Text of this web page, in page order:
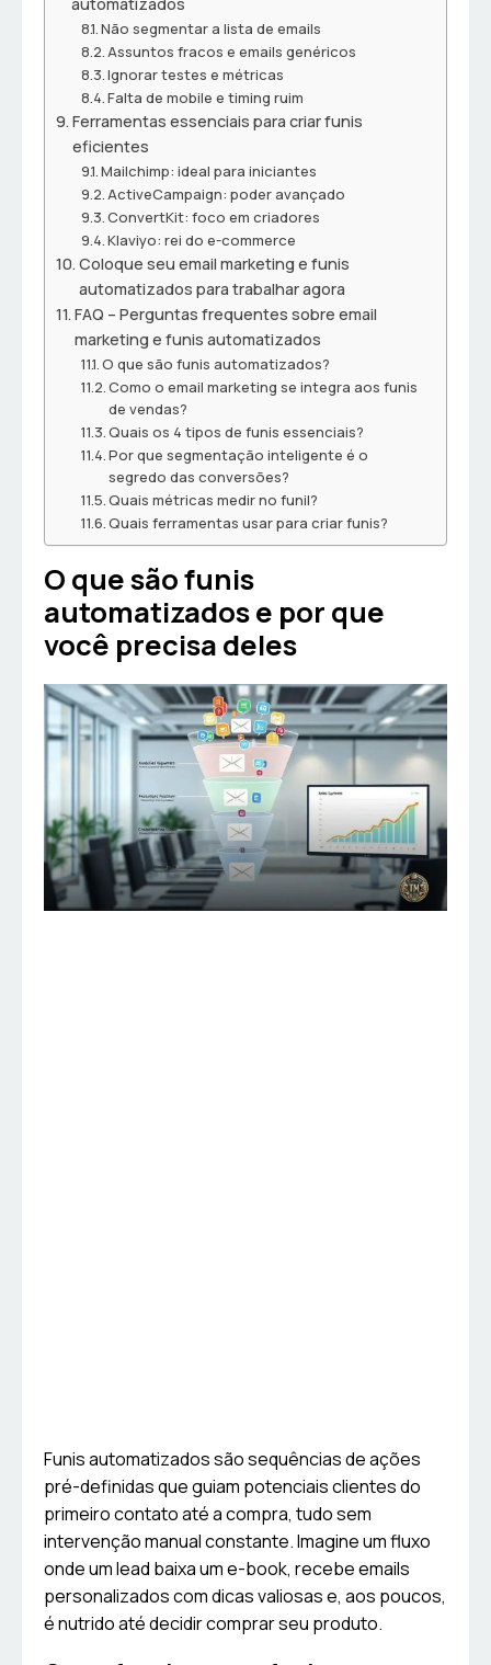
Não segmentar a lista de emails
Assuntos fracos e emails genéricos
Ignorar testes e métricas
Falta de mobile e timing ruim
Ferramentas essenciais para criar funis
eficientes
Mailchimp: ideal para iniciantes
ActiveCampaign: poder avançado
ConvertKit: foco em criadores
Klaviyo: rei do e-commerce
Coloque seu email marketing e funis
automatizados para trabalhar agora
FAQ – Perguntas frequentes sobre email
marketing e funis automatizados
O que são funis automatizados?
Como o email marketing se integra aos funis
de vendas?
Quais os 4 tipos de funis essenciais?
Por que segmentação inteligente é o
segredo das conversões?
Quais métricas medir no funil?
Quais ferramentas usar para criar funis?
O que são funis
automatizados e por que
você precisa deles
Funis automatizados são sequências de ações
pré-definidas que guiam potenciais clientes do
primeiro contato até a compra, tudo sem
intervenção manual constante. Imagine um fluxo
onde um lead baixa um e-book, recebe emails
personalizados com dicas valiosas e, aos poucos,
é nutrido até decidir comprar seu produto.